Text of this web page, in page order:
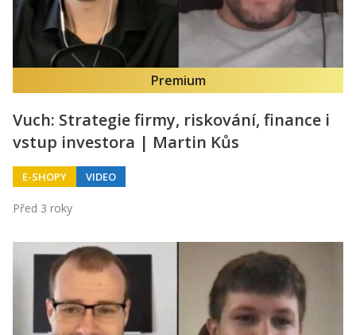
Premium
Vuch: Strategie firmy, riskování, finance i
vstup investora | Martin Kůs
E-SHOPY VIDEO
Před 3 roky